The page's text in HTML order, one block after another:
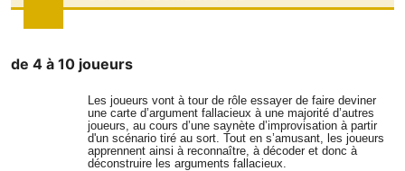
de 4 à 10 joueurs
Les joueurs vont à tour de rôle essayer de faire deviner
une carte d’argument fallacieux à une majorité d’autres
joueurs, au cours d’une saynète d’improvisation à partir
d'un scénario tiré au sort. Tout en s’amusant, les joueurs
apprennent ainsi à reconnaître, à décoder et donc à
déconstruire les arguments fallacieux.